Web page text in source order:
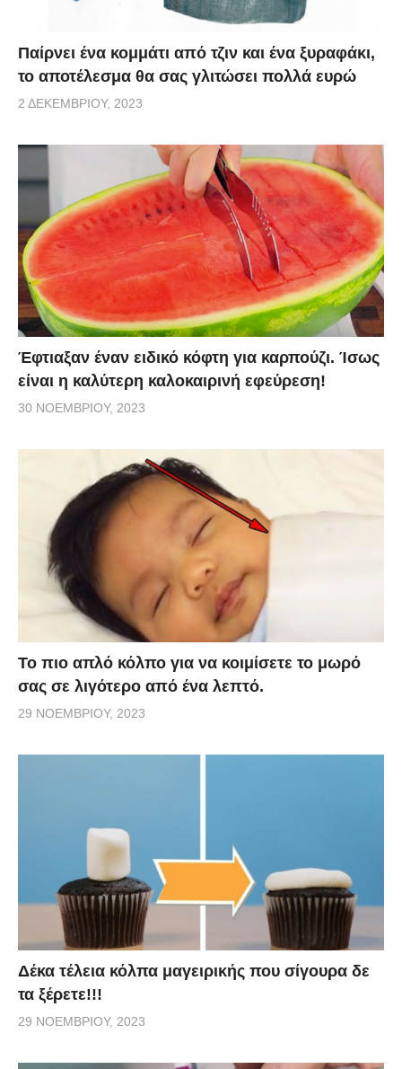
Παίρνει ένα κομμάτι από τζιν και ένα ξυραφάκι,
το αποτέλεσμα θα σας γλιτώσει πολλά ευρώ
2 ΔΕΚΕΜΒΡΊΟΥ, 2023
Έφτιαξαν έναν ειδικό κόφτη για καρπούζι. Ίσως
είναι η καλύτερη καλοκαιρινή εφεύρεση!
30 ΝΟΕΜΒΡΊΟΥ, 2023
Το πιο απλό κόλπο για να κοιμίσετε το μωρό
σας σε λιγότερο από ένα λεπτό.
29 ΝΟΕΜΒΡΊΟΥ, 2023
Δέκα τέλεια κόλπα μαγειρικής που σίγουρα δε
τα ξέρετε!!!
29 ΝΟΕΜΒΡΊΟΥ, 2023